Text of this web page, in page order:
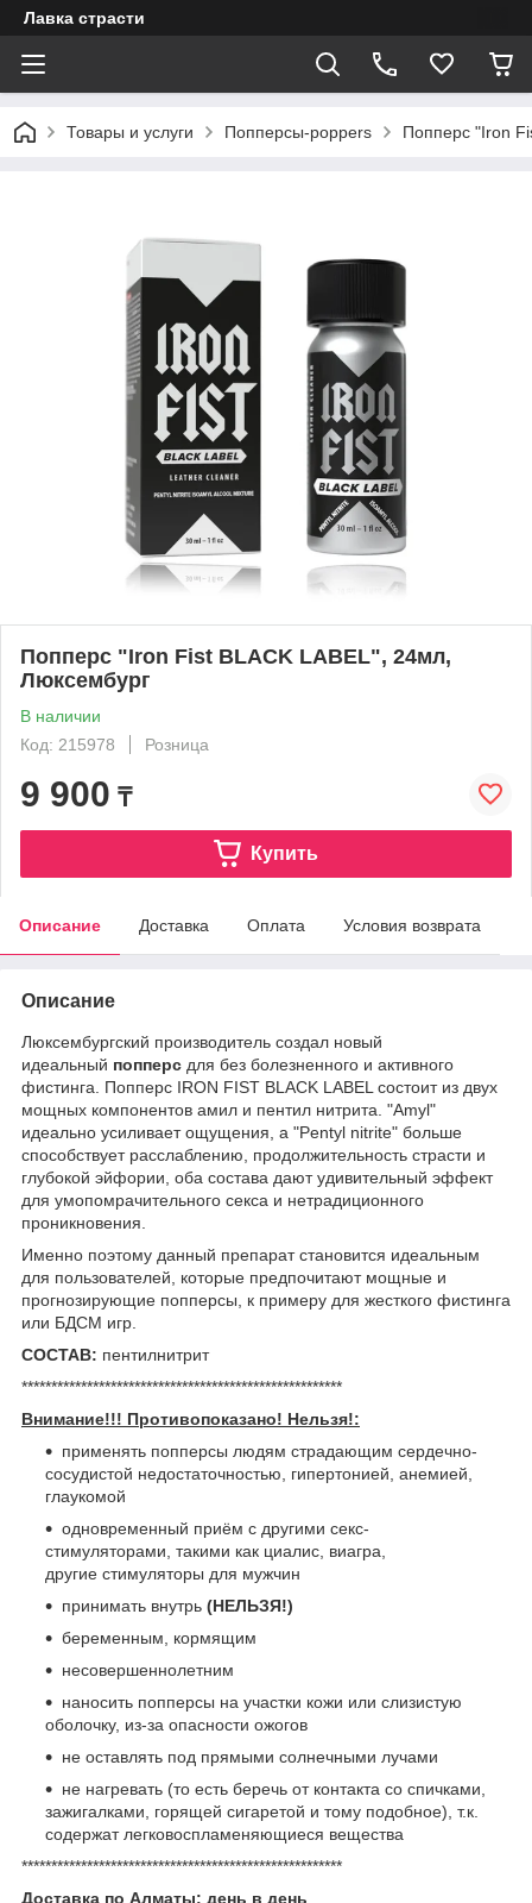
Лавка страсти
Товары и услуги Попперсы-poppers Попперс "Iron
Попперс "Iron Fist BLACK LABEL", 24мл,
Люксембург
В наличии
Код: 215978
Розница
9 900 ₸
Купить
Описание Доставка Оплата Условия возврата
Описание
Люксембургский производитель создал новый
идеальный попперс для без болезненного и активного
фистинга. Попперс IRON FIST BLACK LABEL состоит из двух
мощных компонентов амил и пентил нитрита. "Amyl"
идеально усиливает ощущения, а "Pentyl nitrite" больше
способствует расслаблению, продолжительность страсти и
глубокой эйфории, оба состава дают удивительный эффект
для умопомрачительного секса и нетрадиционного
проникновения.
Именно поэтому данный препарат становится идеальным
для пользователей, которые предпочитают мощные и
прогнозирующие попперсы, к примеру для жесткого фистинга
или БДСМ игр.
СОСТАВ: пентилнитрит
******************************************************
Внимание!!! Противопоказано! Нельзя!:
применять попперсы людям страдающим сердечно-
сосудистой недостаточностью, гипертонией, анемией,
глаукомой
одновременный приём с другими секс-
стимуляторами, такими как циалис, виагра,
другие стимуляторы для мужчин
принимать внутрь (НЕЛЬЗЯ!)
беременным, кормящим
несовершеннолетним
наносить попперсы на участки кожи или слизистую
оболочку, из-за опасности ожогов
не оставлять под прямыми солнечными лучами
не нагревать (то есть беречь от контакта со спичками,
зажигалками, горящей сигаретой и тому подобное), т.к.
содержат легковоспламеняющиеся вещества
******************************************************
Доставка по Алматы: день в день